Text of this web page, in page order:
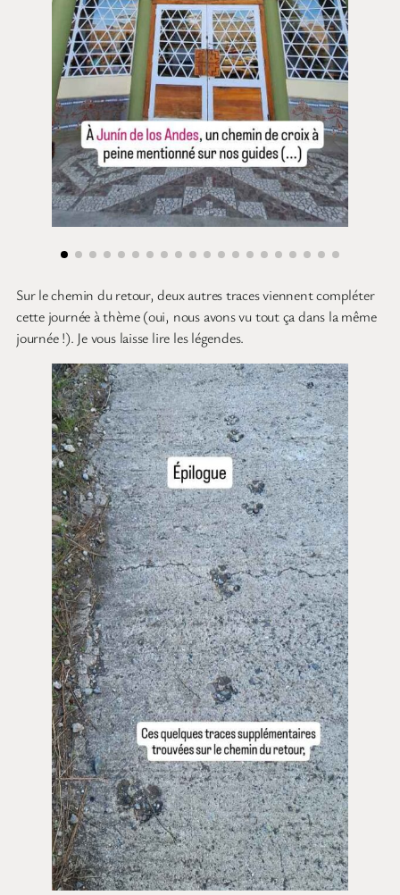
Sur le chemin du retour, deux autres traces viennent compléter
cette journée à thème (oui, nous avons vu tout ça dans la même
journée !). Je vous laisse lire les légendes.